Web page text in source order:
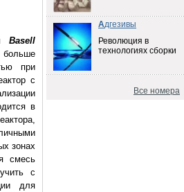
Basell
при
с
в
зонах
смесь
с
для
Адгезивы
Революция в
технологиях сборки
Все номера